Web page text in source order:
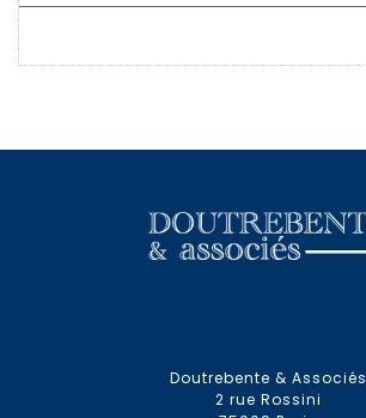
Doutrebente & Associés
2 rue Rossini